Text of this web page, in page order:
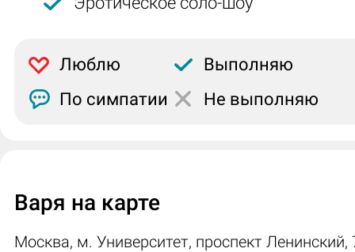
Люблю
Выполняю
По симпатии
Не выполняю
Варя на карте
Москва, м. Университет, проспект Ленинский,